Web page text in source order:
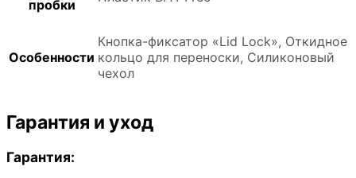
пробки
Особенности
Кнопка-фиксатор «Lid Lock», Откидное
кольцо для переноски, Силиконовый
чехол
Гарантия и уход
Гарантия: